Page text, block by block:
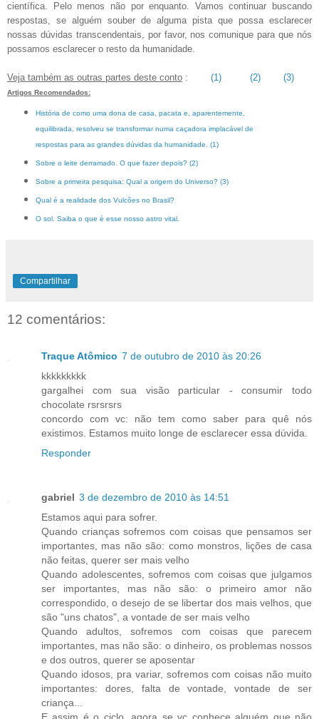
científica. Pelo menos não por enquanto. Vamos continuar buscando
respostas, se alguém souber de alguma pista que possa esclarecer
nossas dúvidas transcendentais, por favor, nos comunique para que nós
possamos esclarecer o resto da humanidade.
Veja também as outras partes deste conto : (1) (2) (3)
Artigos Recomendados:
História de como uma dona de casa, pacata e, aparentemente,
equilibrada, resolveu se transformar numa caçadora implacável de
respostas para as grandes dúvidas da humanidade. (1)
Sobre o leite derramado. O que fazer depois? (2)
Sobre a primeira pesquisa: Qual a origem do Universo? (3)
Qual é a realidade dos Vulcões no Brasil?
O sol. Saiba o que é esse nosso astro vital.
Compartilhar
12 comentários:
Traque Atômico 7 de outubro de 2010 às 20:26
kkkkkkkkk
gargalhei com sua visão particular - consumir todo
chocolate rsrsrsrs
concordo com vc: não tem como saber para quê nós
existimos. Estamos muito longe de esclarecer essa dúvida.
Responder
gabriel 3 de dezembro de 2010 às 14:51
Estamos aqui para sofrer.
Quando crianças sofremos com coisas que pensamos ser
importantes, mas não são: como monstros, lições de casa
não feitas, querer ser mais velho
Quando adolescentes, sofremos com coisas que julgamos
ser importantes, mas não são: o primeiro amor não
correspondido, o desejo de se libertar dos mais velhos, que
são "uns chatos", a vontade de ser mais velho
Quando adultos, sofremos com coisas que parecem
importantes, mas não são: o dinheiro, os problemas nossos
e dos outros, querer se aposentar
Quando idosos, pra variar, sofremos com coisas não muito
importantes: dores, falta de vontade, vontade de ser
criança...